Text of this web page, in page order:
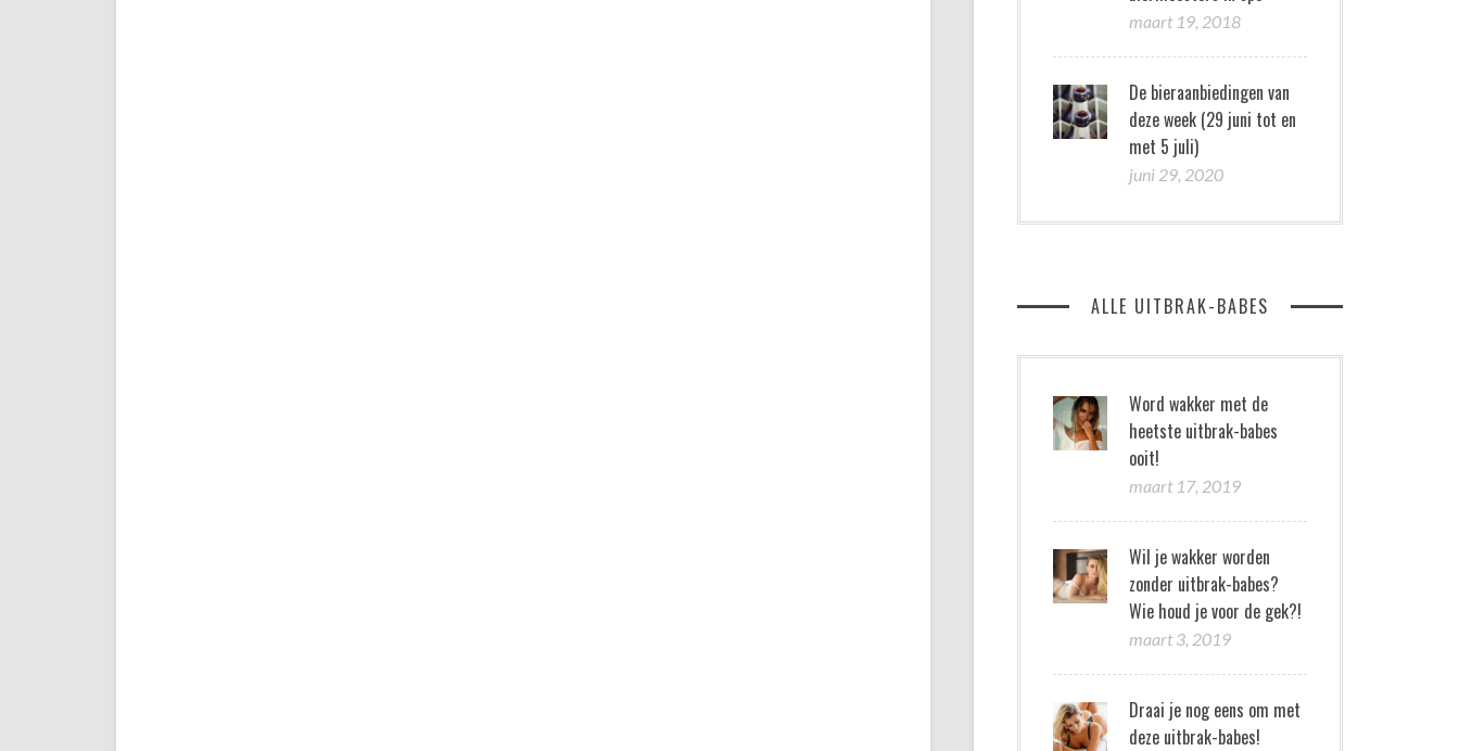
maart 19, 2018
De bieraanbiedingen van
deze week (29 juni tot en
met 5 juli)
juni 29, 2020
ALLE UITBRAK-BABES
Word wakker met de
heetste uitbrak-babes
ooit!
maart 17, 2019
Wil je wakker worden
zonder uitbrak-babes?
Wie houd je voor de gek?!
maart 3, 2019
Draai je nog eens om met
deze uitbrak-babes!